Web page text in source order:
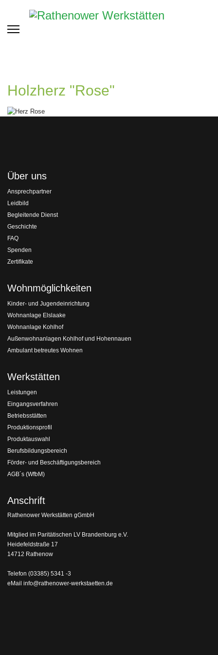
Holzherz "Rose"
Über uns
Ansprechpartner
Leidbild
Begleitende Dienst
Geschichte
FAQ
Spenden
Zertifikate
Wohnmöglichkeiten
Kinder- und Jugendeinrichtung
Wohnanlage Elslaake
Wohnanlage Kohlhof
Außenwohnanlagen Kohlhof und Hohennauen
Ambulant betreutes Wohnen
Werkstätten
Leistungen
Eingangsverfahren
Betriebsstätten
Produktionsprofil
Produktauswahl
Berufsbildungsbereich
Förder- und Beschäftigungsbereich
AGB´s (WfbM)
Anschrift
Rathenower Werkstätten gGmbH
Mitglied im Paritätischen LV Brandenburg e.V.
Heidefeldstraße 17
14712 Rathenow
Telefon (03385) 5341 -3
eMail info@rathenower-werkstaetten.de